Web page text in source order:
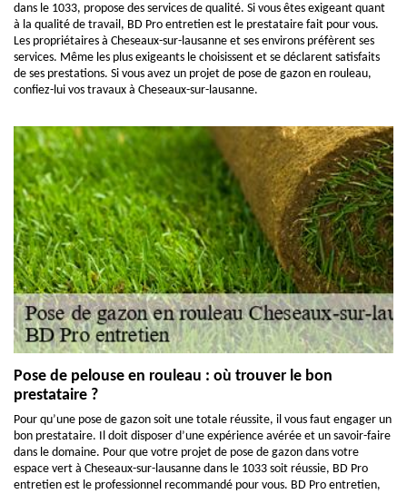
dans le 1033, propose des services de qualité. Si vous êtes exigeant quant
à la qualité de travail, BD Pro entretien est le prestataire fait pour vous.
Les propriétaires à Cheseaux-sur-lausanne et ses environs préfèrent ses
services. Même les plus exigeants le choisissent et se déclarent satisfaits
de ses prestations. Si vous avez un projet de pose de gazon en rouleau,
confiez-lui vos travaux à Cheseaux-sur-lausanne.
Pose de pelouse en rouleau : où trouver le bon
prestataire ?
Pour qu’une pose de gazon soit une totale réussite, il vous faut engager un
bon prestataire. Il doit disposer d’une expérience avérée et un savoir-faire
dans le domaine. Pour que votre projet de pose de gazon dans votre
espace vert à Cheseaux-sur-lausanne dans le 1033 soit réussie, BD Pro
entretien est le professionnel recommandé pour vous. BD Pro entretien,